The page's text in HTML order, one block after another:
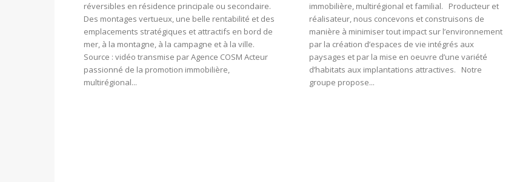
réversibles en résidence principale ou secondaire.
Des montages vertueux, une belle rentabilité et des
emplacements stratégiques et attractifs en bord de
mer, à la montagne, à la campagne et à la ville.
Source : vidéo transmise par Agence COSM Acteur
passionné de la promotion immobilière,
multirégional...
immobilière, multirégional et familial. Producteur et
réalisateur, nous concevons et construisons de
manière à minimiser tout impact sur l’environnement
par la création d’espaces de vie intégrés aux
paysages et par la mise en oeuvre d’une variété
d’habitats aux implantations attractives. Notre
groupe propose...